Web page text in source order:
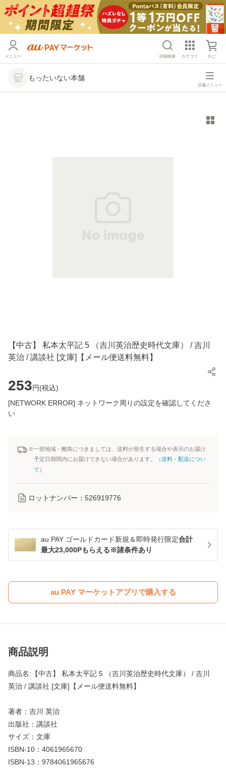
メニュー 詳細検索 カテゴリ かご
もったいない本舗
店舗メニュー
【中古】 私本太平記 5 （吉川英治歴史時代文庫） / 吉川
英治 / 講談社 [文庫]【メール便送料無料】
253円(税込)
[NETWORK ERROR] ネットワーク周りの設定を確認してくださ
い
※一部地域・離島につきましては、送料が発生する場合や表示のお届け
予定日期間内にお届けできない場合があります。（送料・配送につい
て ）
ロットナンバー： 526919776
au PAY ゴールドカード新規＆即時発行限定合計
最大23,000Pもらえる※諸条件あり
au PAY マーケットアプリで購入する
商品説明
商品名:【中古】 私本太平記 5 （吉川英治歴史時代文庫） / 吉川
英治 / 講談社 [文庫]【メール便送料無料】
著者：吉川 英治
出版社：講談社
サイズ：文庫
ISBN-10：4061965670
ISBN-13：9784061965676